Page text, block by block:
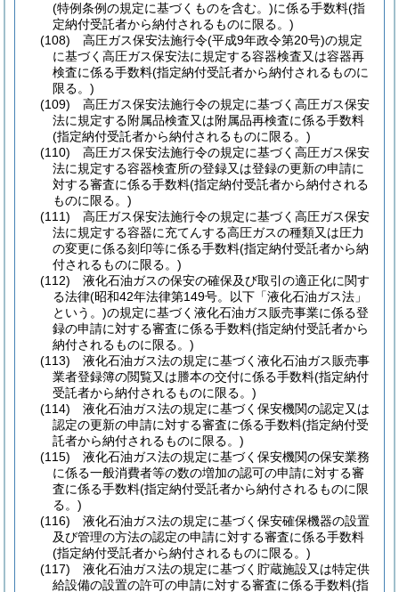
(特例条例の規定に基づくものを含む。)に係る手数料(指
定納付受託者から納付されるものに限る。)
(108)
高圧ガス保安法施行令(平成9年政令第20号)の規定
に基づく高圧ガス保安法に規定する容器検査又は容器再
検査に係る手数料(指定納付受託者から納付されるものに
限る。)
(109)
高圧ガス保安法施行令の規定に基づく高圧ガス保安
法に規定する附属品検査又は附属品再検査に係る手数料
(指定納付受託者から納付されるものに限る。)
(110)
高圧ガス保安法施行令の規定に基づく高圧ガス保安
法に規定する容器検査所の登録又は登録の更新の申請に
対する審査に係る手数料(指定納付受託者から納付される
ものに限る。)
(111)
高圧ガス保安法施行令の規定に基づく高圧ガス保安
法に規定する容器に充てんする高圧ガスの種類又は圧力
の変更に係る刻印等に係る手数料(指定納付受託者から納
付されるものに限る。)
(112)
液化石油ガスの保安の確保及び取引の適正化に関す
る法律(昭和42年法律第149号。以下「液化石油ガス法」
という。)の規定に基づく液化石油ガス販売事業に係る登
録の申請に対する審査に係る手数料(指定納付受託者から
納付されるものに限る。)
(113)
液化石油ガス法の規定に基づく液化石油ガス販売事
業者登録簿の閲覧又は謄本の交付に係る手数料(指定納付
受託者から納付されるものに限る。)
(114)
液化石油ガス法の規定に基づく保安機関の認定又は
認定の更新の申請に対する審査に係る手数料(指定納付受
託者から納付されるものに限る。)
(115)
液化石油ガス法の規定に基づく保安機関の保安業務
に係る一般消費者等の数の増加の認可の申請に対する審
査に係る手数料(指定納付受託者から納付されるものに限
る。)
(116)
液化石油ガス法の規定に基づく保安確保機器の設置
及び管理の方法の認定の申請に対する審査に係る手数料
(指定納付受託者から納付されるものに限る。)
(117)
液化石油ガス法の規定に基づく貯蔵施設又は特定供
給設備の設置の許可の申請に対する審査に係る手数料(指